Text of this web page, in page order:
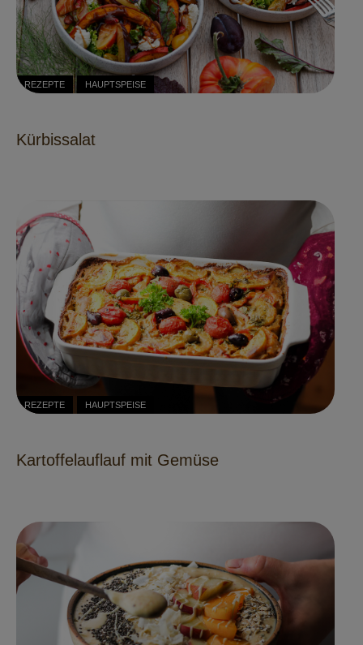
REZEPTE HAUPTSPEISE
Kürbissalat
REZEPTE HAUPTSPEISE
Kartoffelauflauf mit Gemüse